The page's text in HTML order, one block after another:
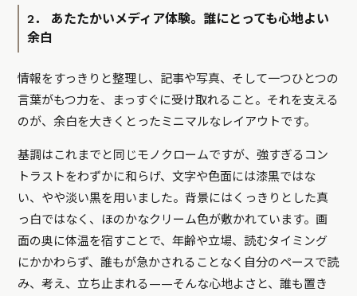
2． あたたかいメディア体験。誰にとっても心地よい
余白
情報をすっきりと整理し、記事や写真、そして一つひとつの
言葉がもつ力を、まっすぐに受け取れること。それを支える
のが、余白を大きくとったミニマルなレイアウトです。
基調はこれまでと同じモノクロームですが、強すぎるコン
トラストをわずかに和らげ、文字や色面には漆黒ではな
い、やや淡い黒を用いました。背景にはくっきりとした真
っ白ではなく、ほのかなクリーム色が敷かれています。画
面の奥に体温を宿すことで、年齢や立場、読むタイミング
にかかわらず、誰もが急かされることなく自分のペースで読
み、考え、立ち止まれる——そんな心地よさと、誰も置き